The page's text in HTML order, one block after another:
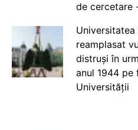
de cercetare
reamplasat
distruși în
anul 1944 pe
Universității